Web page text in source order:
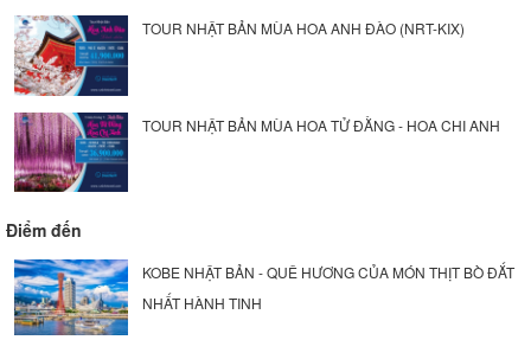
TOUR NHẬT BẢN MÙA HOA ANH ĐÀO (NRT-KIX)
TOUR NHẬT BẢN MÙA HOA TỬ ĐẰNG - HOA CHI ANH
Điểm đến
KOBE NHẬT BẢN - QUÊ HƯƠNG CỦA MÓN THỊT BÒ ĐẮT
NHẤT HÀNH TINH